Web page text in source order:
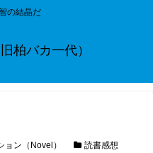
の結晶だ
柏バカ一代）
ョン（Novel）
読書感想